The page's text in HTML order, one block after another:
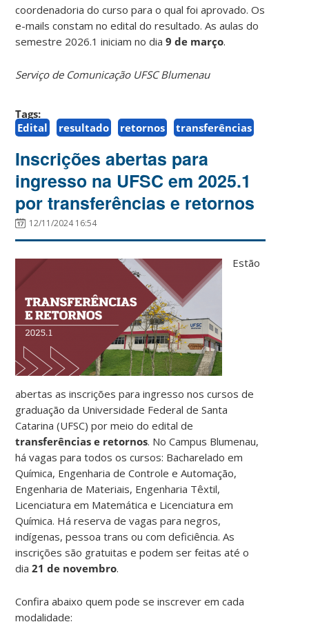
coordenadoria do curso para o qual foi aprovado. Os
e-mails constam no edital do resultado. As aulas do
semestre 2026.1 iniciam no dia9 de março.
Serviço de Comunicação UFSC Blumenau
Tags:
Edital
resultado retornos transferências
Inscrições abertas para
ingresso na UFSC em 2025.1
por transferências e retornos
12/11/2024 16:54
Estão
abertas as inscrições para ingresso nos cursos de
graduação da Universidade Federal de Santa
Catarina (UFSC) por meio do edital de
transferências e retornos. No Campus Blumenau,
há vagas para todos os cursos: Bacharelado em
Química, Engenharia de Controle e Automação,
Engenharia de Materiais, Engenharia Têxtil,
Licenciatura em Matemática e Licenciatura em
Química. Há reserva de vagas para negros,
indígenas, pessoa trans ou com deficiência. As
inscrições são gratuitas e podem ser feitas até o
dia21 de novembro.
Confira abaixo quem pode se inscrever em cada
modalidade: